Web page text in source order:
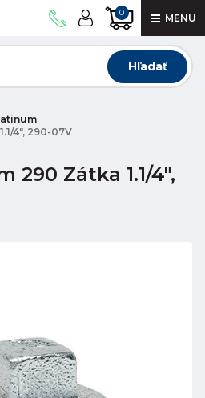
0 MENU
Hľadať
4", 290-07V
290 Zátka 1.1/4",